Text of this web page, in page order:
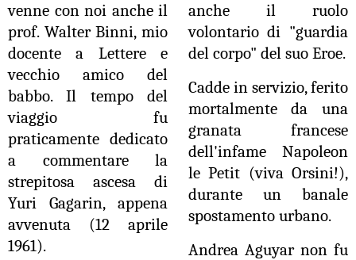
venne con noi anche il
prof. Walter Binni, mio
docente a Lettere e
vecchio amico del
babbo. Il tempo del
viaggio fu
praticamente dedicato
a commentare la
strepitosa ascesa di
Yuri Gagarin, appena
avvenuta (12 aprile
1961).
anche il ruolo
volontario di "guardia
del corpo" del suo Eroe.
Cadde in servizio, ferito
mortalmente da una
granata francese
dell'infame Napoleon
le Petit (viva Orsini!),
durante un banale
spostamento urbano.
Andrea Aguyar non fu